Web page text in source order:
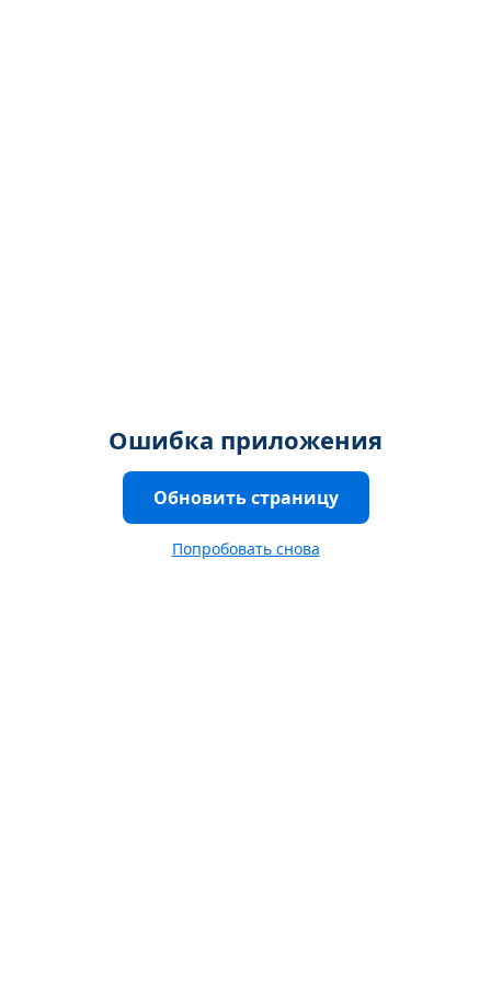
Ошибка приложения
Обновить страницу
Попробовать снова